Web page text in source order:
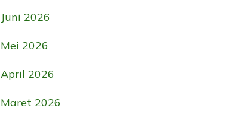
Juni 2026
Mei 2026
April 2026
Maret 2026